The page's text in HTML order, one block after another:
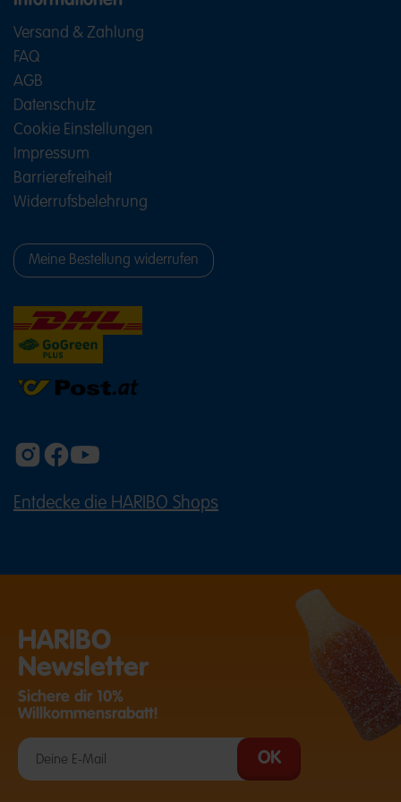
Versand & Zahlung
FAQ
AGB
Datenschutz
Cookie Einstellungen
Impressum
Barrierefreiheit
Widerrufsbelehrung
Meine Bestellung widerrufen
Entdecke die HARIBO Shops
HARIBO
Newsletter
Sichere dir 10%
Willkommensrabatt!